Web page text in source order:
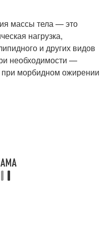
массы тела — это
нагрузка,
и других видов
необходимости —
при морбидном ожирении